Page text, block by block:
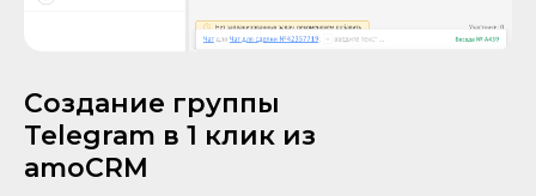
Создание группы
Telegram в 1 клик из
amoCRM